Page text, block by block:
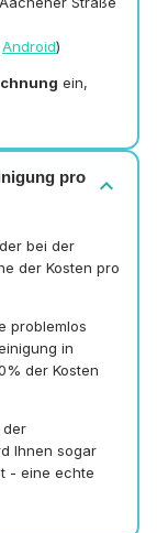
Android)
ein,
pro
expand_more
bei der
der Kosten pro
problemlos
in
der Kosten
der
Ihnen sogar
- eine echte